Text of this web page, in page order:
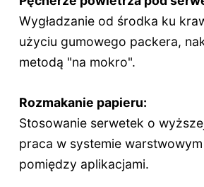
Wygładzanie od środka ku
użyciu gumowego packera,
metodą "na mokro".
Rozmakanie papieru:
Stosowanie serwetek o
praca w systemie
pomiędzy aplikacjami.